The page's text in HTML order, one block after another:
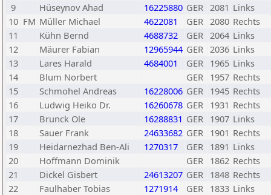
9
Hüseynov Ahad 16225880 GER 2081 Links
10 FM Müller Michael 4622081 GER 2080 Rechts
11
Kühn Bernd 4688732 GER 2064 Links
12
Mäurer Fabian 12965944 GER 2036 Links
13
Lares Harald 4684001 GER 1965 Links
14
Blum Norbert GER 1957 Rechts
15
Schmohel Andreas 16228006 GER 1945 Rechts
16
Ludwig Heiko Dr. 16260678 GER 1931 Rechts
17
Brunck Ole 16288831 GER 1907 Links
18
Sauer Frank 24633682 GER 1901 Rechts
19
Heidarnezhad Ben-Ali 1270317 GER 1891 Links
20
Hoffmann Dominik GER 1862 Rechts
21
Dickel Gisbert 24613207 GER 1848 Rechts
22
Faulhaber Tobias 1271914 GER 1833 Links